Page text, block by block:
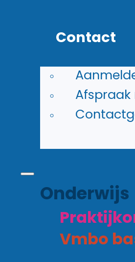
Contact
Afspraak
Onderwijs
Vmbo
je leert door
groepen en leert